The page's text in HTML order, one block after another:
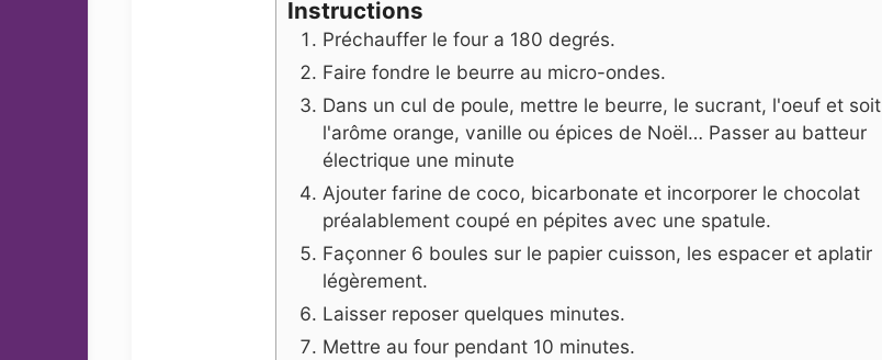
Instructions
Préchauffer le four a 180 degrés.
Faire fondre le beurre au micro-ondes.
Dans un cul de poule, mettre le beurre, le sucrant, l'oeuf et soit
l'arôme orange, vanille ou épices de Noël… Passer au batteur
électrique une minute
Ajouter farine de coco, bicarbonate et incorporer le chocolat
préalablement coupé en pépites avec une spatule.
Façonner 6 boules sur le papier cuisson, les espacer et aplatir
légèrement.
Laisser reposer quelques minutes.
Mettre au four pendant 10 minutes.